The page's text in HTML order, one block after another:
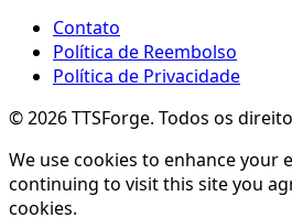
Contato
Política de Reembolso
Política de Privacidade
©2026TTSForge. Todos os
We use cookies to enhance your
continuing to visit this site you
cookies.